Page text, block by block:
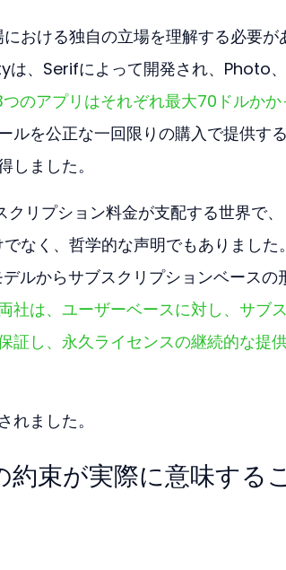
おける独自の立場を理解する必要が
、Serifによって開発され、Photo、
のアプリはそれぞれ最大70ドルかか
ルを公正な一回限りの購入で提供す
ました。
リプション料金が支配する世界で、
なく、哲学的な声明でもありました
ルからサブスクリプションベースの
社は、ユーザーベースに対し、サブ
証し、永久ライセンスの継続的な提
ました。
約束が実際に意味する